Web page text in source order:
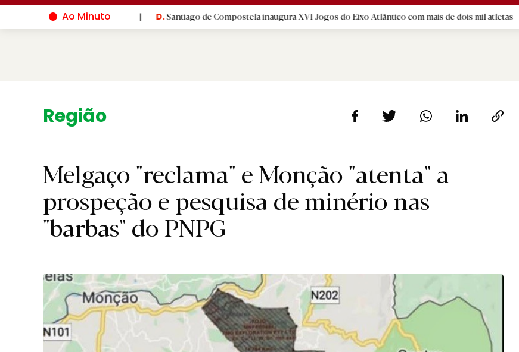
Ao Minuto
| D.Santiago de Compostela inaugura XVI Jogos do Eixo Atlântico com mais de dois mil atletas | D.Flor Deniz
Região.
Melgaço "reclama" e Monção "atenta" a
prospeção e pesquisa de minério nas
"barbas" do PNPG